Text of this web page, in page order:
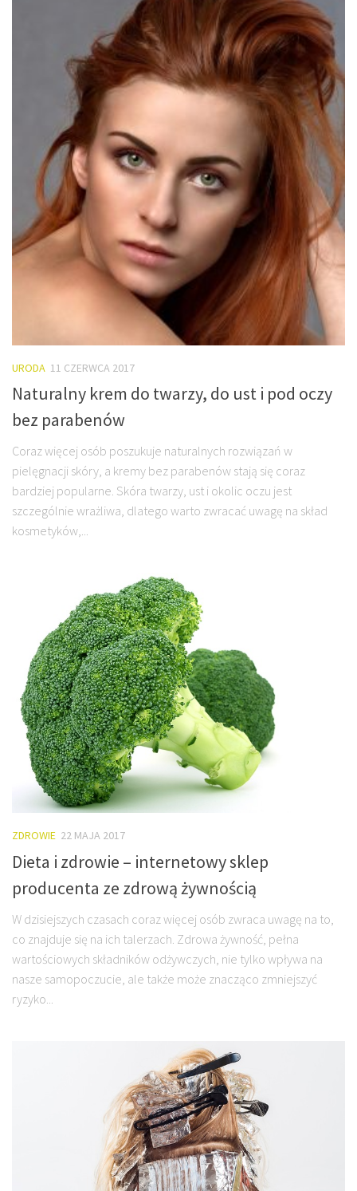
URODA 11 CZERWCA 2017
Naturalny krem do twarzy, do ust i pod oczy
bez parabenów
Coraz więcej osób poszukuje naturalnych rozwiązań w
pielęgnacji skóry, a kremy bez parabenów stają się coraz
bardziej popularne. Skóra twarzy, ust i okolic oczu jest
szczególnie wrażliwa, dlatego warto zwracać uwagę na skład
kosmetyków,...
ZDROWIE 22 MAJA 2017
Dieta i zdrowie – internetowy sklep
producenta ze zdrową żywnością
W dzisiejszych czasach coraz więcej osób zwraca uwagę na to,
co znajduje się na ich talerzach. Zdrowa żywność, pełna
wartościowych składników odżywczych, nie tylko wpływa na
nasze samopoczucie, ale także może znacząco zmniejszyć
ryzyko...